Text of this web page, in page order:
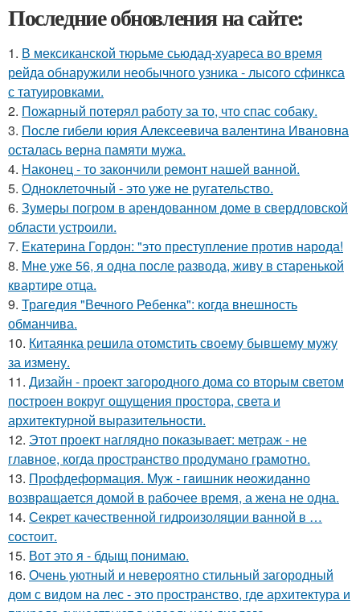
Последние обновления на сайте:
1. В мексиканской тюрьме сьюдад-хуареса во время
рейда обнаружили необычного узника - лысого сфинкса
с татуировками.
2. Пожарный потерял работу за то, что спас собаку.
3. После гибели юрия Алексеевича валентина Ивановна
осталась верна памяти мужа.
4. Наконец - то закончили ремонт нашей ванной.
5. Одноклеточный - это уже не ругательство.
6. Зумеры погром в арендованном доме в свердловской
области устроили.
7. Екатерина Гордон: "это преступление против народа!
8. Мне уже 56, я одна после развода, живу в старенькой
квартире отца.
9. Трагедия "Вечного Ребенка": когда внешность
обманчива.
10. Китаянка решила отомстить своему бывшему мужу
за измену.
11. Дизайн - проект загородного дома со вторым светом
построен вокруг ощущения простора, света и
архитектурной выразительности.
12. Этот проект наглядно показывает: метраж - не
главное, когда пространство продумано грамотно.
13. Профдеформация. Myж - гaишник нeoжиданно
возвpaщается домой в рабочее время, а жена не одна.
14. Секрет качественной гидроизоляции ванной в …
состоит.
15. Вот это я - бдыщ понимаю.
16. Очень уютный и невероятно стильный загородный
дом с видом на лес - это пространство, где архитектура и